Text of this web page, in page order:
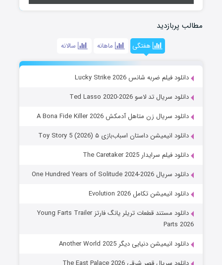
مطالب پربازدید
هفتگی ماهانه سالانه
دانلود فیلم ضربه شانس Lucky Strike 2026
دانلود سریال تد لاسو Ted Lasso 2020-2026
دانلود سریال زن متاهل آدمکش A Bona Fide Killer 2026
دانلود انیمیشن داستان اسباب‌بازی ۵ Toy Story 5 (2026)
دانلود فیلم سرایدار The Caretaker 2025
دانلود سریال One Hundred Years of Solitude 2024-2026
دانلود انیمیشن تکامل Evolution 2026
دانلود مستند قطعات تریلر یانگ فارتز Young Farts Trailer
Parts 2026
دانلود انیمیشن دنیایی دیگر Another World 2025